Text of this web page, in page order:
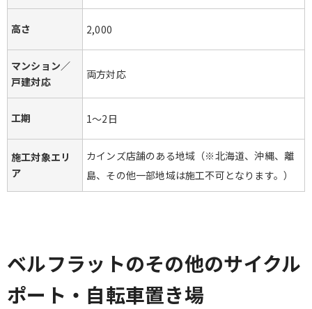
高さ 2,000
マンション／
戸建対応
両方対応
工期 1～2日
施工対象エリ
ア
カインズ店舗のある地域（※北海道、沖縄、離
島、その他一部地域は施工不可となります。）
ベルフラットのその他のサイクル
ポート・自転車置き場